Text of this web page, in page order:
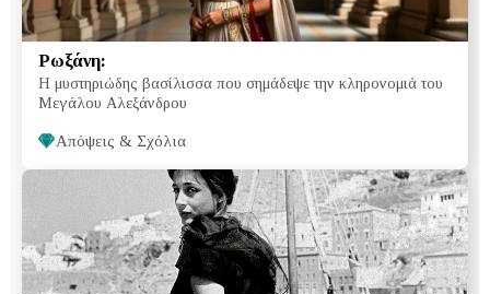
Ρωξάνη:
Η μυστηριώδης βασίλισσα που σημάδεψε την κληρονομιά του
Μεγάλου Αλεξάνδρου
Απόψεις & Σχόλια